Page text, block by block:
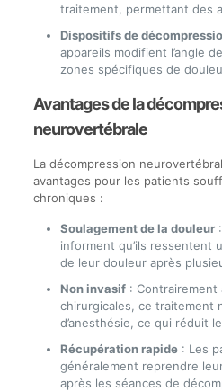
traitement, permettant des
Dispositifs de
appareils modifient l’angle
zones spécifiques de
Avantages de la
neurovertébrale
La décompression
avantages pour les patients
chroniques :
Soulagement de la douleur:
informent qu’ils ressentent
de leur douleur après
Non invasif: Contrairement
chirurgicales, ce traitement
d’anesthésie, ce qui réduit
Récupération rapide: Les
généralement reprendre
après les séances de